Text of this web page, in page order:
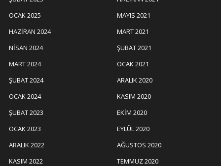
OCAK 2025
HAZIRAN 2024
NISAN 2024
MART 2024
ŞUBAT 2024
OCAK 2024
ŞUBAT 2023
OCAK 2023
ARALIK 2022
KASIM 2022
MAYIS 2021
MART 2021
ŞUBAT 2021
OCAK 2021
ARALIK 2020
KASIM 2020
EKIM 2020
EYLÜL 2020
AĞUSTOS 2020
TEMMUZ 2020